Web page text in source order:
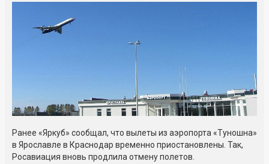
Ранее «Яркуб» сообщал, что вылеты из аэропорта «Туношна»
в Ярославле в Краснодар временно приостановлены. Так,
Росавиация вновь продлила отмену полетов.